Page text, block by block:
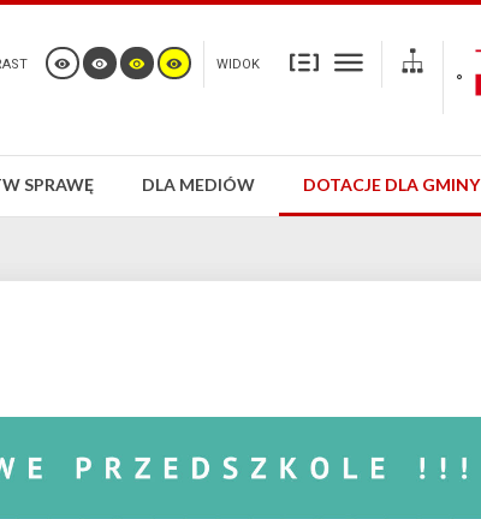
WIDOK
SPRAWĘ DLA MEDIÓW DOTACJE DLA GMINY